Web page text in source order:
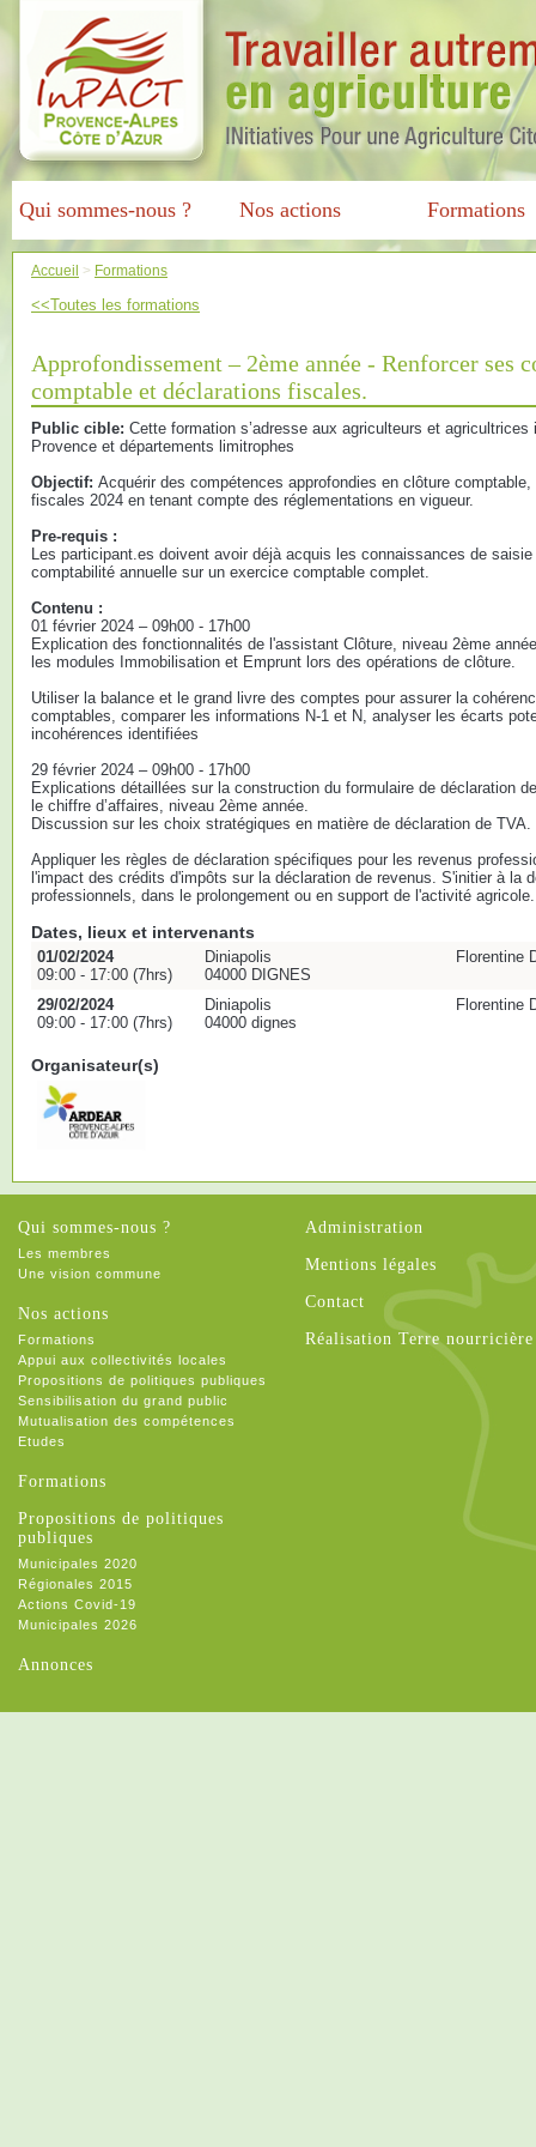
Qui sommes-nous ? Nos actions Formations
Accueil > Formations
<<Toutes les formations
Approfondissement – 2ème année - Renforcer ses
comptable et déclarations fiscales.
Public cible: Cette formation s’adresse aux agriculteurs et
Provence et départements limitrophes
Objectif: Acquérir des compétences approfondies en clôture
fiscales 2024 en tenant compte des réglementations en vigueur.
Pre-requis :
Les participant.es doivent avoir déjà acquis les connaissances de
comptabilité annuelle sur un exercice comptable complet.
Contenu :
01 février 2024 – 09h00 - 17h00
Explication des fonctionnalités de l'assistant Clôture, niveau 2ème
les modules Immobilisation et Emprunt lors des opérations de clôture.
Utiliser la balance et le grand livre des comptes pour assurer la
comptables, comparer les informations N-1 et N, analyser les écarts
incohérences identifiées
29 février 2024 – 09h00 - 17h00
Explications détaillées sur la construction du formulaire de déclaration
le chiffre d’affaires, niveau 2ème année.
Discussion sur les choix stratégiques en matière de déclaration de TVA.
Appliquer les règles de déclaration spécifiques pour les revenus
l'impact des crédits d'impôts sur la déclaration de revenus. S'initier à la
professionnels, dans le prolongement ou en support de l'activité agricole.
Dates, lieux et intervenants
01/02/2024
09:00 - 17:00 (7hrs)
Diniapolis
04000 DIGNES
Florentine
29/02/2024
09:00 - 17:00 (7hrs)
Diniapolis
04000 dignes
Florentine
Organisateur(s)
Qui sommes-nous ?
Les membres
Une vision commune
Nos actions
Formations
Appui aux collectivités locales
Propositions de politiques publiques
Sensibilisation du grand public
Mutualisation des compétences
Etudes
Formations
Propositions de politiques
publiques
Municipales 2020
Régionales 2015
Actions Covid-19
Municipales 2026
Annonces
Administration
Mentions légales
Contact
Réalisation Terre nourricière